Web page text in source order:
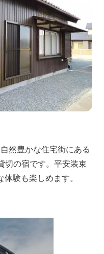
然豊かな住宅街にある
切の宿です。平安装束
験も楽しめます。